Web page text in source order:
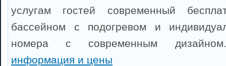
услугам гостей современный
бассейном с подогревом и
номера с современным
информация и цены